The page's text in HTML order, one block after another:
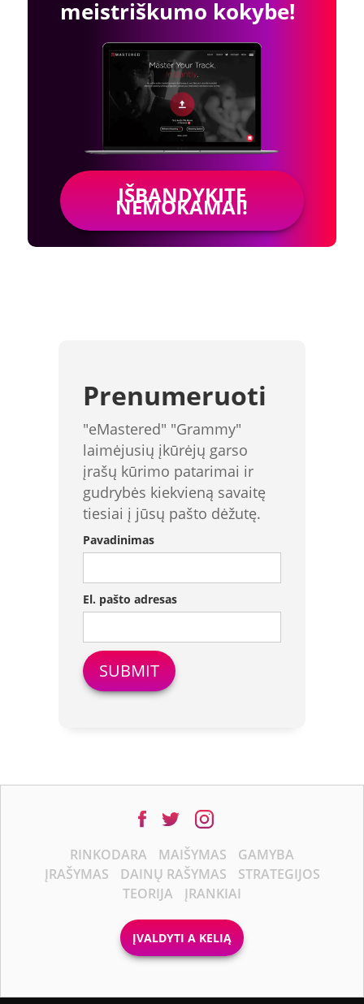
meistriškumo kokybe!
IŠBANDYKITE
NEMOKAMAI!
Prenumeruoti
"eMastered" "Grammy"
laimėjusių įkūrėjų garso
įrašų kūrimo patarimai ir
gudrybės kiekvieną savaitę
tiesiai į jūsų pašto dėžutę.
Pavadinimas
El. pašto adresas
RINKODARA MAIŠYMAS
GAMYBA
ĮRAŠYMAS
DAINŲ RAŠYMAS
STRATEGIJOS
TEORIJA
ĮRANKIAI
ĮVALDYTI A KELIĄ